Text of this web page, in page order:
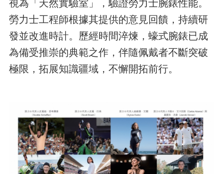
勞力士工程師根據其提供的意見回饋，持續研
發並改進時計。歷經時間淬煉，蠔式腕錶已成
為備受推崇的典範之作，伴隨佩戴者不斷突破
極限，拓展知識疆域，不懈開拓前行。